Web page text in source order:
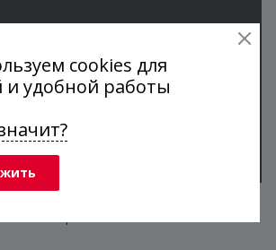
cookies для
и удобной работы